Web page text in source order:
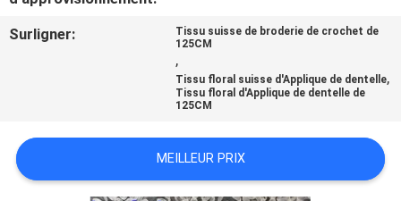
NOUVELLES
PLAN
Surligner:
Tissu suisse de broderie de crochet de
125CM
,
Tissu floral suisse d'Applique de dentelle,
Tissu floral d'Applique de dentelle de
125CM
MEILLEUR PRIX